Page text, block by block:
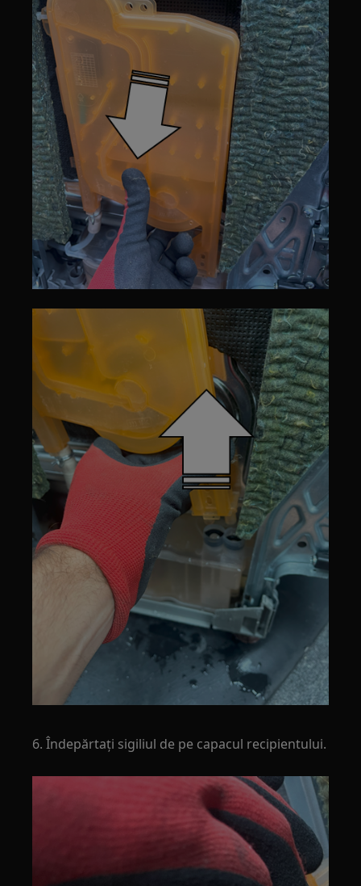
6. Îndepărtați sigiliul de pe capacul recipientului.